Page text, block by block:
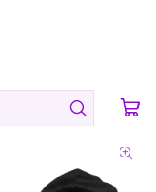
vía Blue Express a